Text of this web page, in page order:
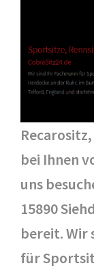
bei Ihnen
uns
15890
bereit. Wir
für